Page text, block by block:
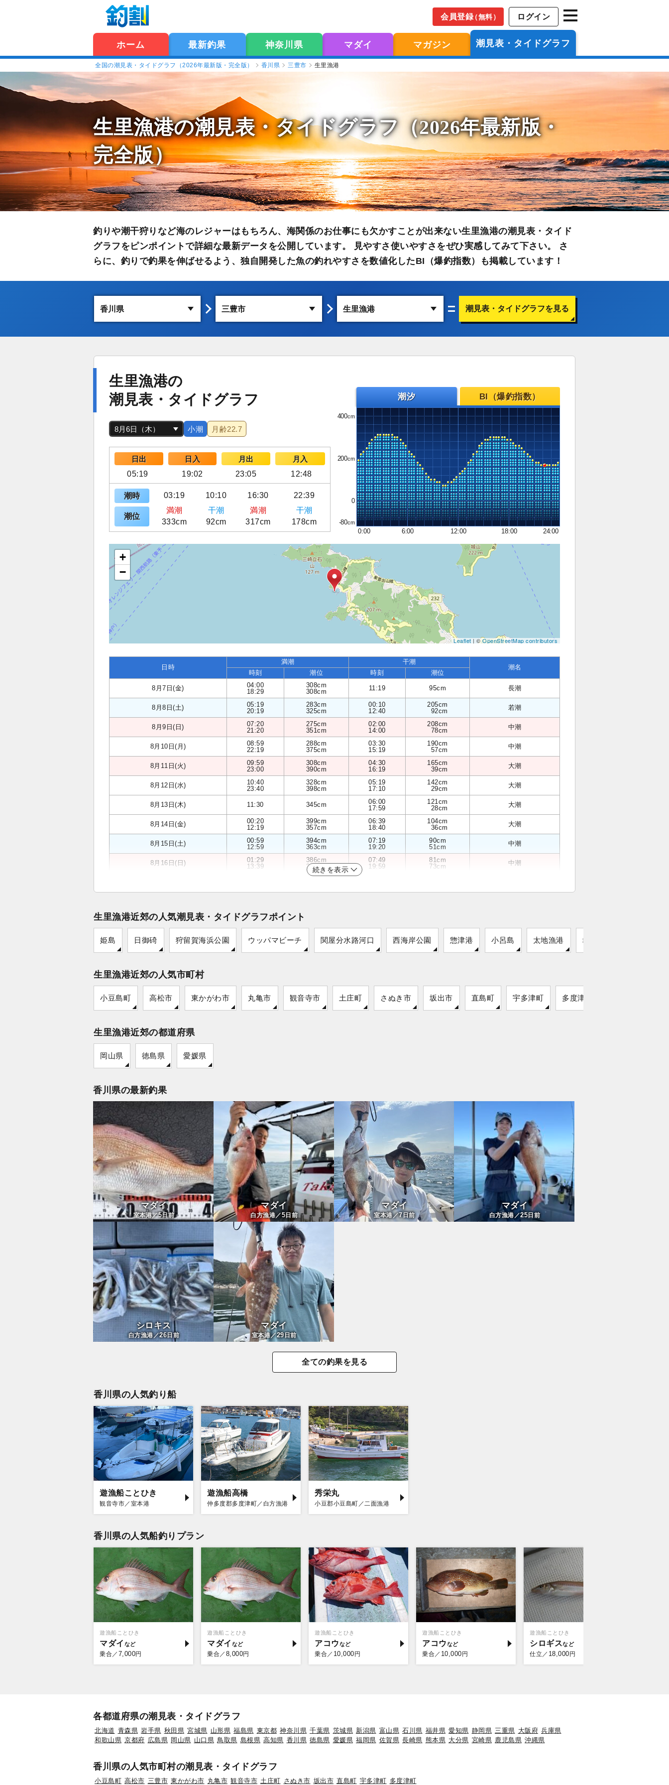
会員登録（無料） ログイン
ホーム 最新釣果 神奈川県 マダイ マガジン 潮見表・タイドグラフ
全国の潮見表・タイドグラフ（2026年最新版・完全版） 香川県 三豊市 生里漁港
生里漁港の潮見表・タイドグラフ（2026年最新版・
完全版）
釣りや潮干狩りなど海のレジャーはもちろん、海関係のお仕事にも欠かすことが出来ない生里漁港の潮見表・タイド
グラフをピンポイントで詳細な最新データを公開しています。 見やすさ使いやすさをぜひ実感してみて下さい。 さ
らに、釣りで釣果を伸ばせるよう、独自開発した魚の釣れやすさを数値化したBI（爆釣指数）も掲載しています！
潮見表・タイドグラフを見る
生里漁港の
潮見表・タイドグラフ
小潮 月齢22.7
日出 日入 月出
月入
05:19
19:02 23:05 12:48
潮時 03:19 10:10 16:30 22:39
潮位
満潮 干潮 満潮
干潮
333cm
92cm 317cm 178cm
潮汐 BI（爆釣指数）
400
200
0
-80
0:00
6:00 12:00 18:00 24:00
+
−
Leaflet| ©OpenStreetMap contributors
日時
満潮 干潮
潮名
時刻 潮位 時刻 潮位
8月7日(金)
04:00
18:29
308cm
308cm
11:19 95cm 長潮
8月8日(土)
05:19
20:19
283cm
325cm
00:10
12:40
205cm
92cm
若潮
8月9日(日)
07:20
21:20
275cm
351cm
02:00
14:00
208cm
78cm
中潮
8月10日(月)
08:59
22:19
288cm
375cm
03:30
15:19
190cm
57cm
中潮
8月11日(火)
09:59
23:00
308cm
390cm
04:30
16:19
165cm
39cm
大潮
8月12日(水)
10:40
23:40
328cm
398cm
05:19
17:10
142cm
29cm
大潮
8月13日(木) 11:30 345cm
06:00
17:59
121cm
28cm
大潮
8月14日(金)
00:20
12:19
399cm
357cm
06:39
18:40
104cm
36cm
大潮
8月15日(土)
00:59
12:59
394cm
363cm
07:19
19:20
90cm
51cm
中潮
8月16日(日)
01:29
13:39
386cm
363cm
07:49
19:59
81cm
73cm
中潮
続きを表示
生里漁港近郊の人気潮見表・タイドグラフポイント
姫島 日御碕 狩留賀海浜公園 ウッパマビーチ 関屋分水路河口 西海岸公園 惣津港 小呂島 太地漁港 幸ノ浦漁港
生里漁港近郊の人気市町村
小豆島町 高松市 東かがわ市 丸亀市 観音寺市 土庄町 さぬき市 坂出市 直島町 宇多津町 多度津町
生里漁港近郊の都道府県
岡山県 徳島県 愛媛県
香川県の最新釣果
マダイ
室本港／5日前
マダイ
白方漁港／5日前
マダイ
室本港／7日前
マダイ
白方漁港／25日前
シロキス
白方漁港／26日前
マダイ
室本港／29日前
全ての釣果を見る
香川県の人気釣り船
遊漁船ことひき
観音寺市／室本港
遊漁船高橋
仲多度郡多度津町／白方漁港
秀栄丸
小豆郡小豆島町／二面漁港
香川県の人気船釣りプラン
遊漁船ことひき
マダイ
乗合／ 7,000円
遊漁船ことひき
マダイ
乗合／ 8,000円
遊漁船ことひき
アコウ
乗合／ 10,000 円
遊漁船ことひき
アコウ
乗合／ 10,000 円
遊漁船ことひき
シロギス
仕立／ 18,000 円
各都道府県の潮見表・タイドグラフ
北海道 青森県 岩手県 秋田県 宮城県 山形県 福島県 東京都 神奈川県 千葉県 茨城県 新潟県 富山県 石川県 福井県 愛知県 静岡県 三重県 大阪府 兵庫県
和歌山県 京都府 広島県 岡山県 山口県 鳥取県 島根県 高知県 香川県 徳島県 愛媛県 福岡県 佐賀県 長崎県 熊本県 大分県 宮崎県 鹿児島県 沖縄県
香川県の人気市町村の潮見表・タイドグラフ
小豆島町 高松市 三豊市 東かがわ市 丸亀市 観音寺市 土庄町 さぬき市 坂出市 直島町 宇多津町 多度津町